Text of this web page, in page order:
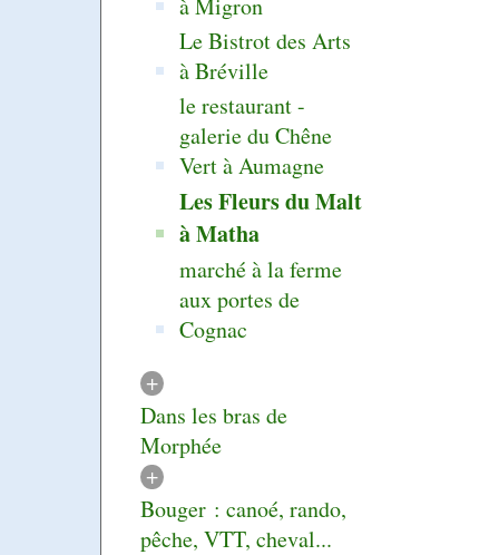
à Migron
Le Bistrot des Arts
à Bréville
le restaurant -
galerie du Chêne
Vert à Aumagne
Les Fleurs du Malt
à Matha
marché à la ferme
aux portes de
Cognac
+
Dans les bras de
Morphée
+
Bouger : canoé, rando,
pêche, VTT, cheval...